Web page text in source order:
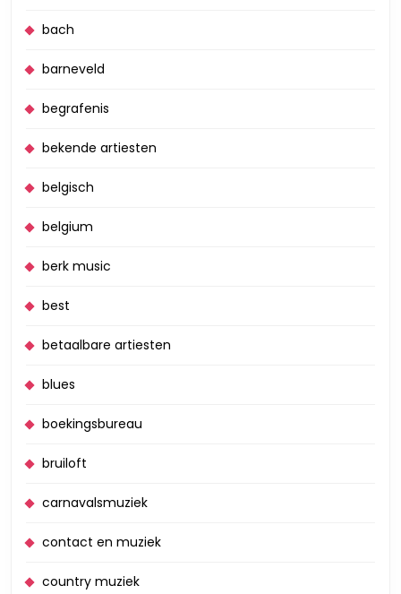
bach
barneveld
begrafenis
bekende artiesten
belgisch
belgium
berk music
best
betaalbare artiesten
blues
boekingsbureau
bruiloft
carnavalsmuziek
contact en muziek
country muziek